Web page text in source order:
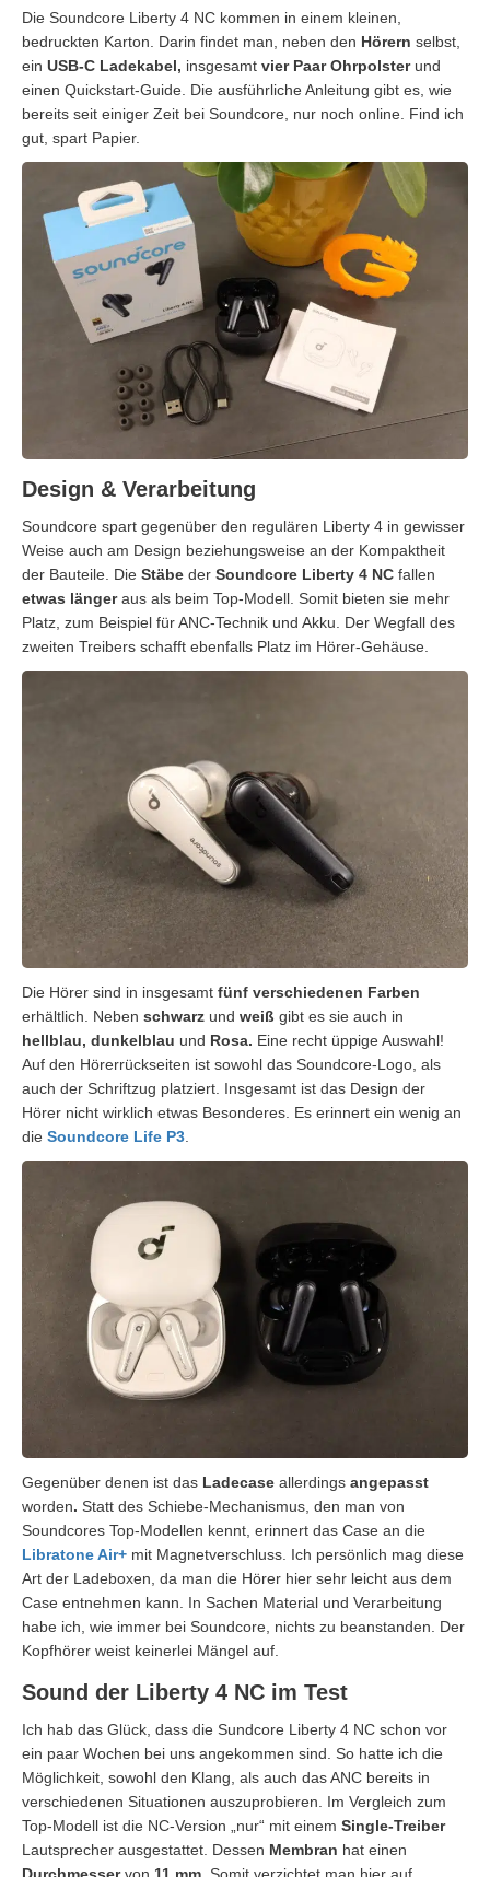
Die Soundcore Liberty 4 NC kommen in einem kleinen,
bedruckten Karton. Darin findet man, neben den Hörern selbst,
ein USB-C Ladekabel, insgesamt vier Paar Ohrpolsterund
einen Quickstart-Guide. Die ausführliche Anleitung gibt es, wie
bereits seit einiger Zeit bei Soundcore, nur noch online. Find ich
gut, spart Papier.
Design & Verarbeitung
Soundcore spart gegenüber den regulären Liberty 4 in gewisser
Weise auch am Design beziehungsweise an der Kompaktheit
der Bauteile. Die Stäbe der Soundcore Liberty 4 NC fallen
etwas längeraus als beim Top-Modell. Somit bieten sie mehr
Platz, zum Beispiel für ANC-Technik und Akku. Der Wegfall des
zweiten Treibers schafft ebenfalls Platz im Hörer-Gehäuse.
Die Hörer sind in insgesamt fünf verschiedenen Farben
erhältlich. Neben schwarz und weiß gibt es sie auch in
hellblau, dunkelblau und Rosa. Eine recht üppige Auswahl!
Auf den Hörerrückseiten ist sowohl das Soundcore-Logo, als
auch der Schriftzug platziert. Insgesamt ist das Design der
Hörer nicht wirklich etwas Besonderes. Es erinnert ein wenig an
die Soundcore Life P3
Gegenüber denen ist das Ladecase allerdings angepasst
worden. Statt des Schiebe-Mechanismus, den man von
Soundcores Top-Modellen kennt, erinnert das Case an die
Libratone Air+ mit Magnetverschluss. Ich persönlich mag diese
Art der Ladeboxen, da man die Hörer hier sehr leicht aus dem
Case entnehmen kann. In Sachen Material und Verarbeitung
habe ich, wie immer bei Soundcore, nichts zu beanstanden. Der
Kopfhörer weist keinerlei Mängel auf.
Sound der Liberty 4 NC im Test
Ich hab das Glück, dass die Sundcore Liberty 4 NC schon vor
ein paar Wochen bei uns angekommen sind. So hatte ich die
Möglichkeit, sowohl den Klang, als auch das ANC bereits in
verschiedenen Situationen auszuprobieren. Im Vergleich zum
Top-Modell ist die NC-Version „nur“ mit einem Single-Treiber
Lautsprecher ausgestattet. Dessen Membran hat einen
Durchmesservon 11 mm . Somit verzichtet man hier auf